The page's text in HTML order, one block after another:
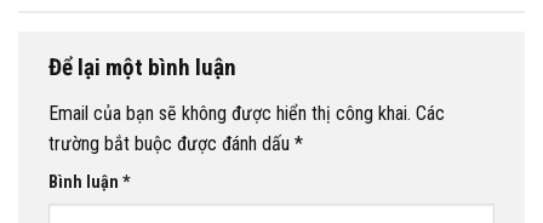
Để lại một bình luận
Email của bạn sẽ không được hiển thị công khai. Các
trường bắt buộc được đánh dấu *
Bình luận *